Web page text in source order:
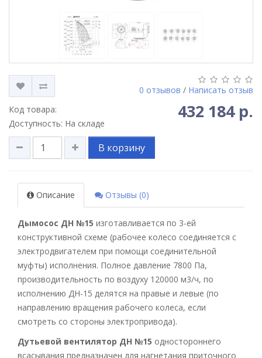
0 отзывов / Написать отзыв
Код товара:
Доступность: На складе
432 184 р.
В корзину
Описание Отзывы (0)
Дымосос ДН №15 изготавливается по 3-ей
конструктивной схеме (рабочее колесо соединяется с
электродвигателем при помощи соединительной
муфты) исполнения. Полное давление 7800 Па,
производительность по воздуху 120000 м3/ч, по
исполнению ДН-15 делятся на правые и левые (по
направлению вращения рабочего колеса, если
смотреть со стороны электропривода).
Дутьевой вентилятор ДН №15 одностороннего
всасывания предназначен для нагнетания приточного